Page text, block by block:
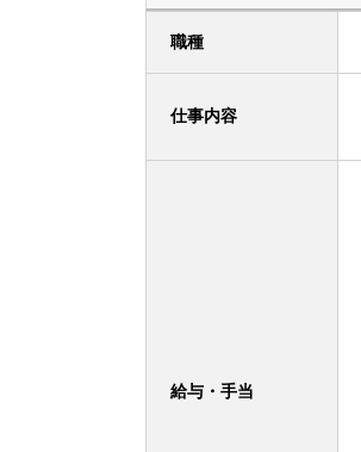
職種
仕事内容
給与・手当